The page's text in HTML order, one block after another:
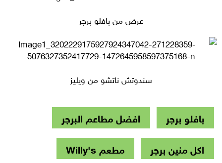
عرض من بافلو برجر
سندوتش ناتشو من ويليز
بافلو برجر
افضل مطاعم البرجر
اكل منين برجر
مطعم Willy's